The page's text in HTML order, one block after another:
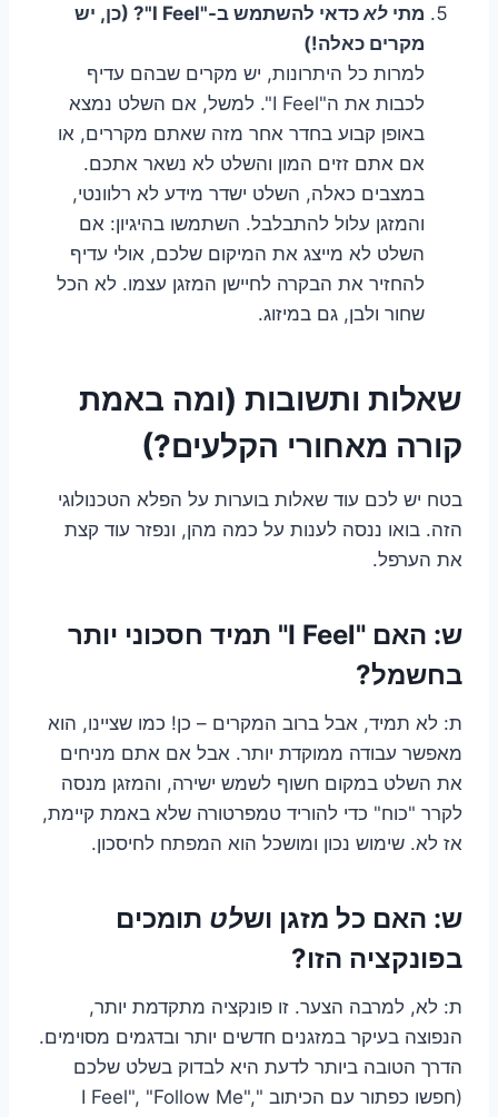
מתי לא
כדאי להשתמש ב-"I Feel"? (כן, יש
מקרים כאלה!)
למרות כל היתרונות, יש מקרים שבהם עדיף
לכבות את ה"I Feel". למשל, אם השלט נמצא
באופן קבוע בחדר אחר מזה שאתם מקררים, או
אם אתם זזים המון והשלט לא נשאר אתכם.
במצבים כאלה, השלט ישדר מידע לא רלוונטי,
והמזגן עלול להתבלבל. השתמשו בהיגיון: אם
השלט לא מייצג את המיקום שלכם, אולי עדיף
להחזיר את הבקרה לחיישן המזגן עצמו. לא הכל
שחור ולבן, גם במיזוג.
שאלות ותשובות (ומה באמת
קורה מאחורי הקלעים?)
בטח יש לכם עוד שאלות בוערות על הפלא הטכנולוגי
הזה. בואו ננסה לענות על כמה מהן, ונפזר עוד קצת
את הערפל.
ש: האם "I Feel" תמיד חסכוני יותר
בחשמל?
ת: לא תמיד, אבל ברוב המקרים – כן! כמו שציינו, הוא
מאפשר עבודה ממוקדת יותר. אבל אם אתם מניחים
את השלט במקום חשוף לשמש ישירה, והמזגן מנסה
לקרר "כוח" כדי להוריד טמפרטורה שלא באמת קיימת,
אז לא. שימוש נכון ומושכל הוא המפתח לחיסכון.
ש: האם כל מזגן ושלט תומכים
בפונקציה הזו?
ת: לא, למרבה הצער. זו פונקציה מתקדמת יותר,
הנפוצה בעיקר במזגנים חדשים יותר ובדגמים מסוימים.
הדרך הטובה ביותר לדעת היא לבדוק בשלט שלכם
(חפשו כפתור עם הכיתוב "I Feel", "Follow Me",